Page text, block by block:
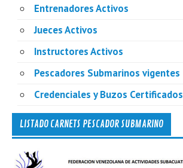
Entrenadores Activos
Jueces Activos
Instructores Activos
Pescadores Submarinos vigentes
Credenciales y Buzos Certificados
LISTADO CARNETS PESCADOR SUBMARINO